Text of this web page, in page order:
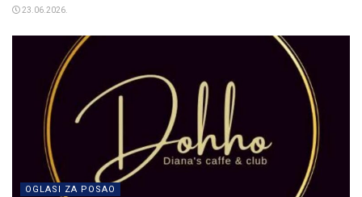
23.06.2026.
OGLASI ZA POSAO